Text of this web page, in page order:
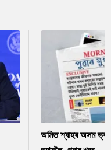
অমিত শ্বাহৰ অসম